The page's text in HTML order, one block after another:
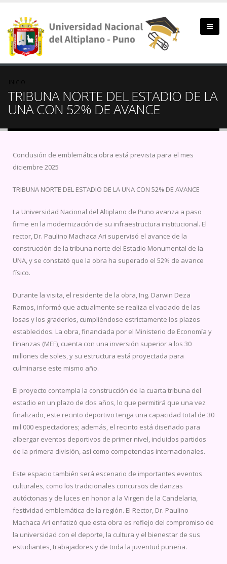
contenido
principal
enlaces
de
ayuda
a
la
navegación
TRIBUNA NORTE DEL ESTADIO DE LA
UNA CON 52% DE AVANCE
Conclusión de emblemática obra está prevista para el mes
diciembre 2025
TRIBUNA NORTE DEL ESTADIO DE LA UNA CON 52% DE AVANCE
La Universidad Nacional del Altiplano de Puno avanza a paso
firme en la modernización de su infraestructura institucional. El
rector, Dr. Paulino Machaca Ari supervisó el avance de la
construcción de la tribuna norte del Estadio Monumental de la
UNA, y se constató que la obra ha superado el 52% de avance
físico.
Durante la visita, el residente de la obra, Ing. Darwin Deza
Ramos, informó que actualmente se realiza el vaciado de las
losas y los graderíos, cumpliéndose estrictamente los plazos
establecidos. La obra, financiada por el Ministerio de Economía y
Finanzas (MEF), cuenta con una inversión superior a los 30
millones de soles, y su estructura está proyectada para
culminarse este mismo año.
El proyecto contempla la construcción de la cuarta tribuna del
estadio en un plazo de dos años, lo que permitirá que una vez
finalizado, este recinto deportivo tenga una capacidad total de 30
mil 000 espectadores; además, el recinto está diseñado para
albergar eventos deportivos de primer nivel, incluidos partidos
de la primera división, así como competencias internacionales.
Este espacio también será escenario de importantes eventos
culturales, como los tradicionales concursos de danzas
autóctonas y de luces en honor a la Virgen de la Candelaria,
festividad emblemática de la región. El Rector, Dr. Paulino
Machaca Ari enfatizó que esta obra es reflejo del compromiso de
la universidad con el deporte, la cultura y el bienestar de sus
estudiantes, trabajadores y de toda la juventud puneña.